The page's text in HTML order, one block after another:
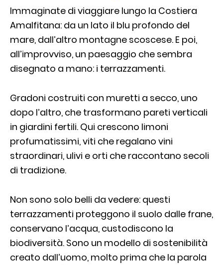
Immaginate di viaggiare lungo la Costiera
Amalfitana: da un lato il blu profondo del
mare, dall’altro montagne scoscese. E poi,
all’improvviso, un paesaggio che sembra
disegnato a mano: i terrazzamenti.
Gradoni costruiti con muretti a secco, uno
dopo l’altro, che trasformano pareti verticali
in giardini fertili. Qui crescono limoni
profumatissimi, viti che regalano vini
straordinari, ulivi e orti che raccontano secoli
di tradizione.
Non sono solo belli da vedere: questi
terrazzamenti proteggono il suolo dalle frane,
conservano l’acqua, custodiscono la
biodiversità. Sono un modello di sostenibilità
creato dall’uomo, molto prima che la parola